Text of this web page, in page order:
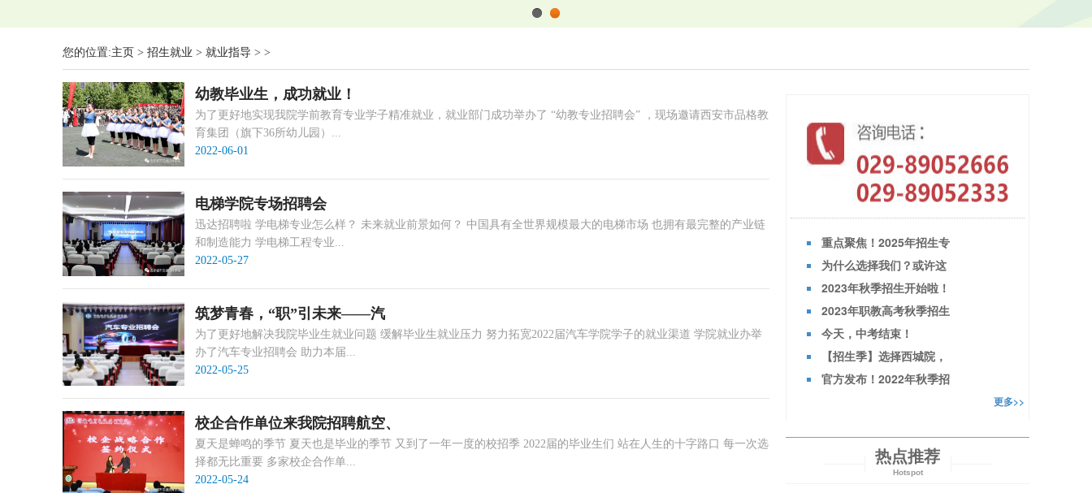
您的位置:主页 > 招生就业 > 就业指导 > >
幼教毕业生，成功就业！
为了更好地实现我院学前教育专业学子精准就业，就业部门成功举办了 “幼教专业招聘会” ，现场邀请西安市品格教
育集团（旗下36所幼儿园）...
2022-06-01
电梯学院专场招聘会
迅达招聘啦 学电梯专业怎么样？ 未来就业前景如何？ 中国具有全世界规模最大的电梯市场 也拥有最完整的产业链
和制造能力 学电梯工程专业...
2022-05-27
筑梦青春，“职”引未来——汽
为了更好地解决我院毕业生就业问题 缓解毕业生就业压力 努力拓宽2022届汽车学院学子的就业渠道 学院就业办举
办了汽车专业招聘会 助力本届...
2022-05-25
校企合作单位来我院招聘航空、
夏天是蝉鸣的季节 夏天也是毕业的季节 又到了一年一度的校招季 2022届的毕业生们 站在人生的十字路口 每一次选
择都无比重要 多家校企合作单...
2022-05-24
重点聚焦！2025年招生专
为什么选择我们？或许这
2023年秋季招生开始啦！
2023年职教高考秋季招生
今天，中考结束！
【招生季】选择西城院，
官方发布！2022年秋季招
更多>>
热点推荐
Hotspot